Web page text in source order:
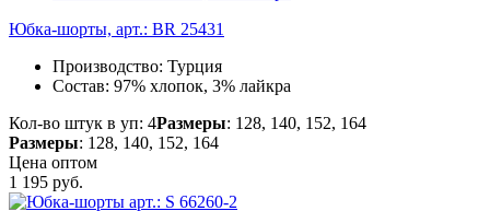
Юбка-шорты, арт.: BR 25431
Производство: Турция
Состав: 97% хлопок, 3% лайкра
Кол-во штук в уп: 4Размеры: 128, 140, 152, 164
Размеры: 128, 140, 152, 164
Цена оптом
1 195 руб.